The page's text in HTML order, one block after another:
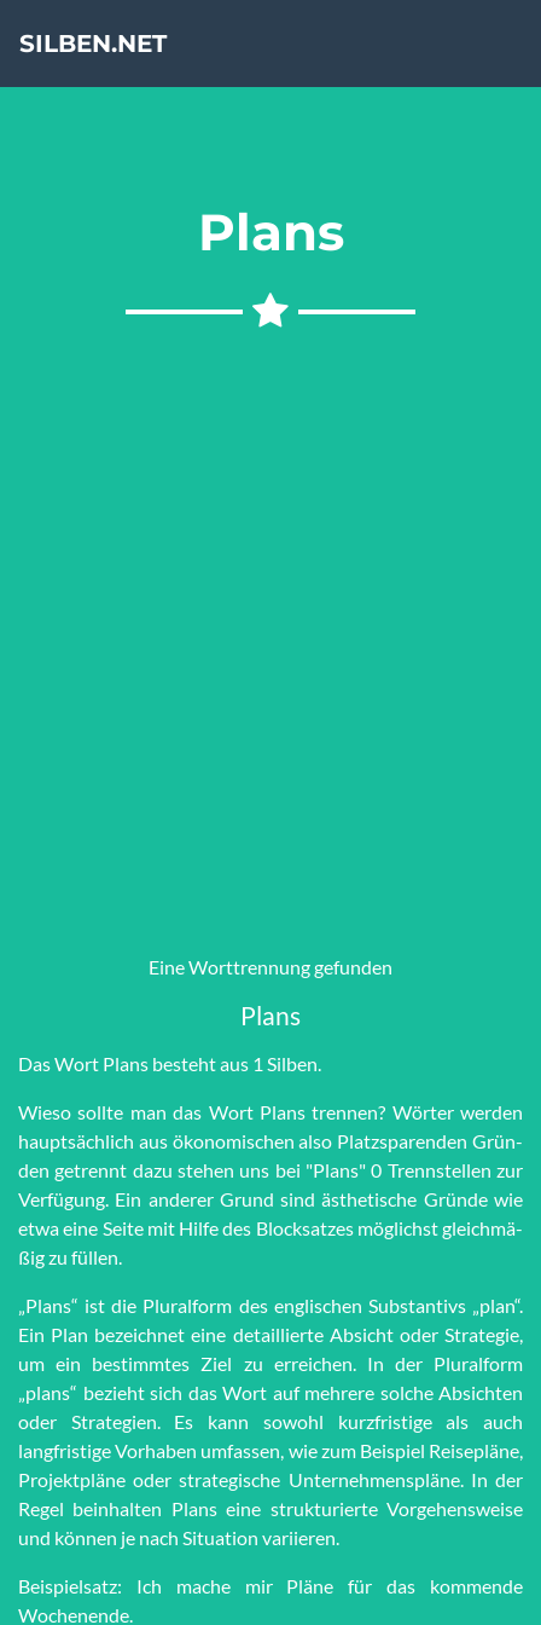
SILBEN.NET
Plans
Eine Worttrennung gefunden
Plans
Das Wort Plans besteht aus 1 Silben.
Wieso sollte man das Wort Plans trennen? Wörter werden
haupt­sächlich aus öko­no­mi­schen also Platz­spar­en­den Grün­
den getrennt dazu stehen uns bei "Plans" 0 Trenn­stel­len zur
Ver­fü­gung. Ein anderer Grund sind äs­the­tische Grün­de wie
et­wa eine Seite mit Hilfe des Block­satzes möglichst gleich­mä­
ßig zu füllen.
„Plans“ ist die Pluralform des englischen Substantivs „plan“.
Ein Plan bezeichnet eine detaillierte Absicht oder Strategie,
um ein bestimmtes Ziel zu erreichen. In der Pluralform
„plans“ bezieht sich das Wort auf mehrere solche Absichten
oder Strategien. Es kann sowohl kurzfristige als auch
langfristige Vorhaben umfassen, wie zum Beispiel Reisepläne,
Projektpläne oder strategische Unternehmenspläne. In der
Regel beinhalten Plans eine strukturierte Vorgehensweise
und können je nach Situation variieren.
Beispielsatz: Ich mache mir Pläne für das kommende
Wochenende.